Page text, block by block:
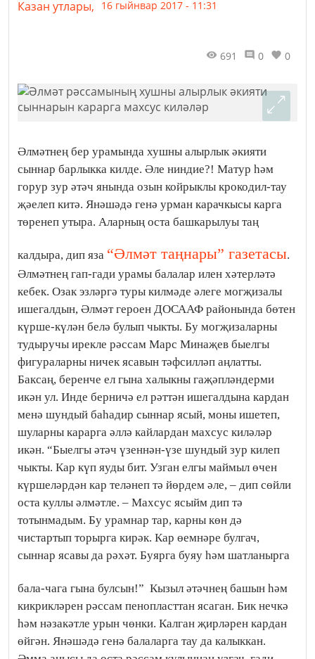
Казан утлары, 16 гыйнвар 2017 - 11:31
691 0 0
Әлмәтнең бер урамында хушны алырлык әкияти
сыннар барлыкка килде. Әле ниндие?! Матур һәм
горур зур әтәч янында озын койрыклы крокодил-тау
җәелеп китә. Янәшәдә генә урман карачкысы карга
төренеп утыра. Аларның оста башкарылуы таң
калдыра, дип яза “Әлмәт таңнары” газетасы.
Әлмәтнең гап-гади урамы балалар илен хәтерләтә
кебек. Озак эзләргә туры килмәде әлеге могҗизалы
ишегалдын, Әлмәт героен ДОСААФ районында бөтен
күрше-күлән белә булып чыкты. Бу могҗизаларны
тудыручы ирекле рәссам Марс Минаҗев быелгы
фигураларны ничек ясавын тәфсилләп аңлатты.
Баксаң, беренче ел гына халыкны гаҗәпләндерми
икән ул. Инде берничә ел рәттән ишегалдына кардан
менә шундый баһадир сыннар ясый, моны ишетеп,
шуларны карарга әллә кайлардан махсус киләләр
икән. “Быелгы әтәч үзеннән-үзе шундый зур килеп
чыкты. Кар күп яуды бит. Узган елгы маймыл өчен
күршеләрдән кар теләнеп тә йөрдем әле, – дип сөйли
оста куллы әлмәтле. – Махсус ясыйм дип тә
тотынмадым. Бу урамнар тар, карны көн дә
чистартып торырга кирәк. Кар өемнәре булгач,
сыннар ясавы да рәхәт. Буярга буяу һәм шатланырга
бала-чага гына булсын!” Кызыл әтәчнең башын һәм
кикрикләрен рәссам пенопласттан ясаган. Бик нечкә
һәм нәзакәтле урын чөнки. Калган җирләрен кардан
өйгән. Янәшәдә генә балаларга тау да калыккан.